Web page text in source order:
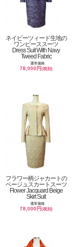
ネイビーツィード生地の
ワンピーススーツ
Dress Suit With Navy
Tweed Fabric
通常価格
78,000円 (税別)
フラワー柄ジャカートの
ベージュスカートスーツ
Flower Jacquard Beige
Skirt Suit
通常価格
78,000円 (税別)